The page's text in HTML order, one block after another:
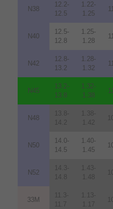
N38
12.2-
12.5
1.22-
1.25
N40
12.5-
12.8
1.25-
1.28
N42
12.8-
13.2
1.28-
1.32
N45
13.2-
13.8
1.32-
1.38
N48
13.8-
14.2
1.38-
1.42
N50
14.0-
14.5
1.40-
1.45
N52
14.3-
14.8
1.43-
1.48
33M
11.3-
11.7
1.13-
1.17